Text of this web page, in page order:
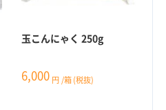
玉こんにゃく 250g
6,000 円 /箱 (税抜)